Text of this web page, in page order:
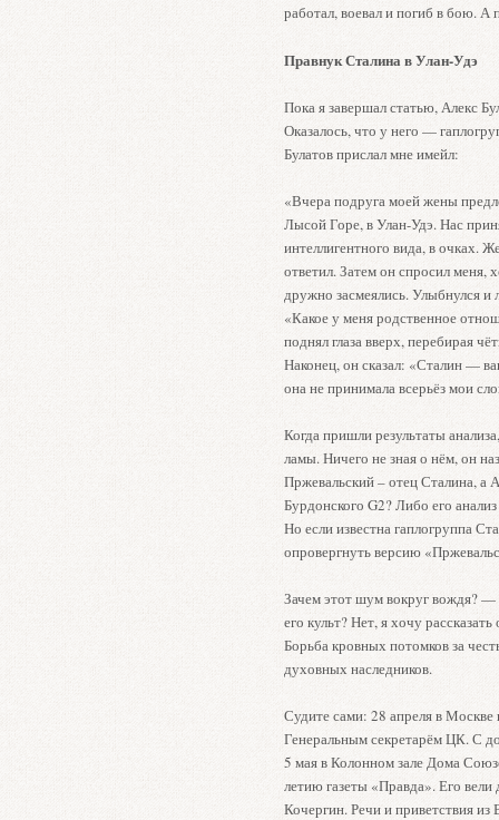
работал, воевал и погиб в бою. А
Правнук Сталина в Улан-Удэ
Пока я завершал статью, Алекс
Оказалось, что у него —
Булатов прислал мне имейл:
«Вчера подруга моей жены
Лысой Горе, в Улан-Удэ. Нас
интеллигентного вида, в очках.
ответил. Затем он спросил меня,
дружно засмеялись. Улыбнулся и
«Какое у меня родственное
поднял глаза вверх, перебирая
Наконец, он сказал: «Сталин —
она не принимала всерьёз мои
Когда пришли результаты
ламы. Ничего не зная о нём, он
Пржевальский – отец Сталина, а
Бурдонского G2? Либо его
Но если известна гаплогруппа
опровергнуть версию
Зачем этот шум вокруг вождя? —
его культ? Нет, я хочу
Борьба кровных потомков за
духовных наследников.
Судите сами: 28 апреля в
Генеральным секретарём ЦК. С
5 мая в Колонном зале Дома
летию газеты «Правда». Его
Кочергин. Речи и приветствия